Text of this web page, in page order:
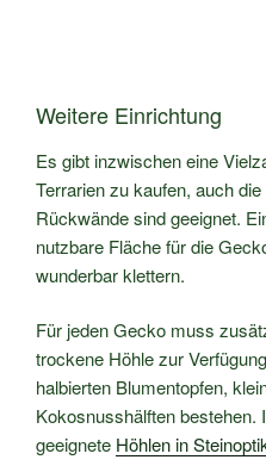
Weitere Einrichtung
Es gibt inzwischen eine
Terrarien zu kaufen, auch
Rückwände sind geeignet.
nutzbare Fläche für die
wunderbar klettern.
Für jeden Gecko muss
trockene Höhle zur
halbierten Blumentopfen,
Kokosnusshälften bestehen.
geeignete Höhlen in